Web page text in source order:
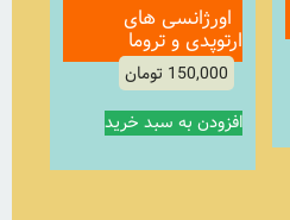
اورژانسی های
ارتوپدی و تروما
150,000 تومان
افزودن به سبد خرید